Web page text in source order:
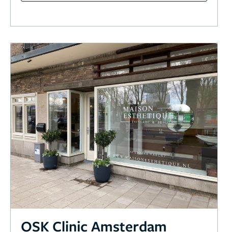
OSK Clinic Amsterdam